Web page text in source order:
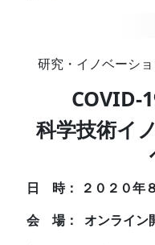
研究・イノベーシ
COVID-
科学技術イ
日 時： ２０２０年
会 場： オンライン